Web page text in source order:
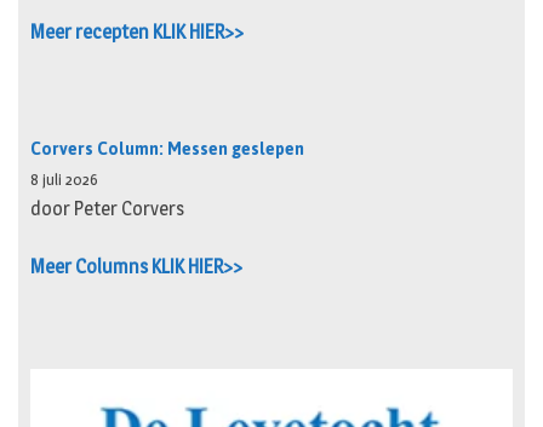
Meer recepten KLIK HIER>>
Corvers Column: Messen geslepen
8 juli 2026
door Peter Corvers
Meer Columns KLIK HIER>>